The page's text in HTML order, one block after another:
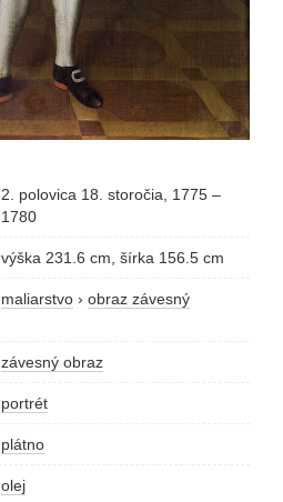
2. polovica 18. storočia, 1775 –
1780
výška 231.6 cm, šírka 156.5 cm
maliarstvo › obraz závesný
závesný obraz
portrét
plátno
olej